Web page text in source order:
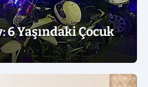
6 Yaşındaki Çocuk